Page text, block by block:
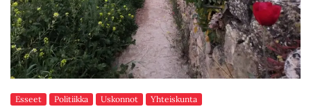
Esseet Politiikka Uskonnot Yhteiskunta